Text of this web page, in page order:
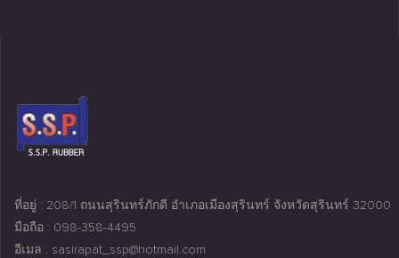
ที่อยู่ : 208/1 ถนนสุรินทร์ภักดี อำเภอเมืองสุรินทร์ จังหวัดสุรินทร์ 32000
มือถือ : 098-358-4495
อีเมล : sasirapat_ssp@hotmail.com